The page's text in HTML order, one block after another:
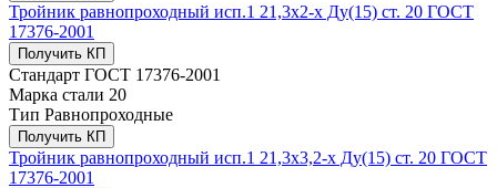
Тройник равнопроходный исп.1 21,3х2-х Ду(15) ст. 20 ГОСТ
17376-2001
Получить КП
Стандарт ГОСТ 17376-2001
Марка стали 20
Тип Равнопроходные
Получить КП
Тройник равнопроходный исп.1 21,3х3,2-х Ду(15) ст. 20 ГОСТ
17376-2001